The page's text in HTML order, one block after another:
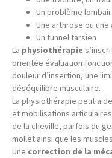
Un problème
Une arthrose ou
Un tunnel tarsien
La physiothérapie
orientée évaluation
douleur d’insertion, une
déséquilibre musculaire.
La physiothérapie peut
et mobilisations
de la cheville, parfois du
mollet ainsi que les
Une correction de la